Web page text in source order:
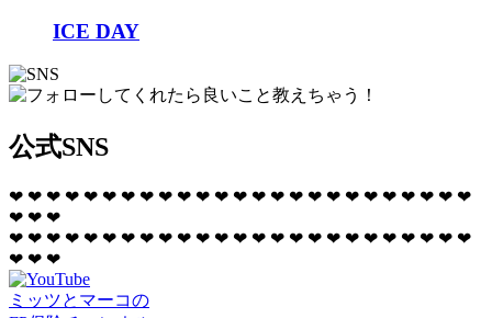
ICE DAY
公式SNS
❤ ❤ ❤ ❤ ❤ ❤ ❤ ❤ ❤ ❤ ❤ ❤ ❤ ❤ ❤ ❤ ❤ ❤ ❤ ❤ ❤ ❤ ❤ ❤ ❤
❤ ❤ ❤
❤ ❤ ❤ ❤ ❤ ❤ ❤ ❤ ❤ ❤ ❤ ❤ ❤ ❤ ❤ ❤ ❤ ❤ ❤ ❤ ❤ ❤ ❤ ❤ ❤
❤ ❤ ❤
ミッツとマーコの